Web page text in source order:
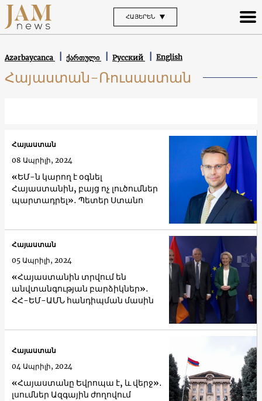
ՀԱՅԵՐԵՆ
Azərbaycanca ქართული Русский English
Հայաստան-Ռուսաստան
«ԵՄ-ն կարող է օգնել
Հայաստանին, բայց ոչ լուծումներ
պարտադրել»․ Պետեր Ստանո
Հայաստան
08 Ապրիլի, 2024
«Հայաստանին տրվում են
անվտանգության բարձիկներ»․
ՀՀ-ԵՄ-ԱՄՆ հանդիպման մասին
Հայաստան
05 Ապրիլի, 2024
«Հայաստանը Եվրոպա է, և վերջ»․
լսումներ Ազգային ժողովում
Հայաստան
04 Ապրիլի, 2024